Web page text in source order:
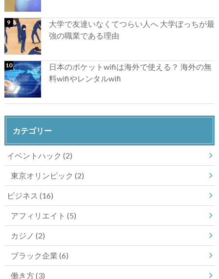
大学で友達いなくてつらい人へ 大学ぼっちが最
強の職業である理由
日本のポケットwifiは海外で使える？ 海外の無
料wifiやレンタルwifi
カテゴリー
イベントハック (2)
東京オリンピック (2)
ビジネス (16)
アフィリエイト (5)
カジノ (2)
ブラック企業 (6)
働き方(3)